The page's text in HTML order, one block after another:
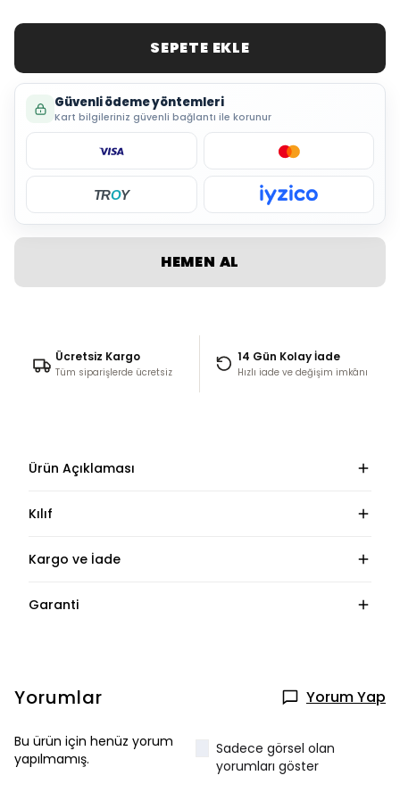
SEPETE EKLE
Güvenli ödeme yöntemleri
Kart bilgileriniz güvenli bağlantı ile korunur
TROY
HEMEN AL
Ücretsiz Kargo
Tüm siparişlerde ücretsiz
14 Gün Kolay İade
Hızlı iade ve değişim imkânı
Ürün Açıklaması
Kılıf
Kargo ve İade
Garanti
Yorumlar Yorum Yap
Bu ürün için henüz yorum
yapılmamış.
Sadece görsel olan
yorumları göster